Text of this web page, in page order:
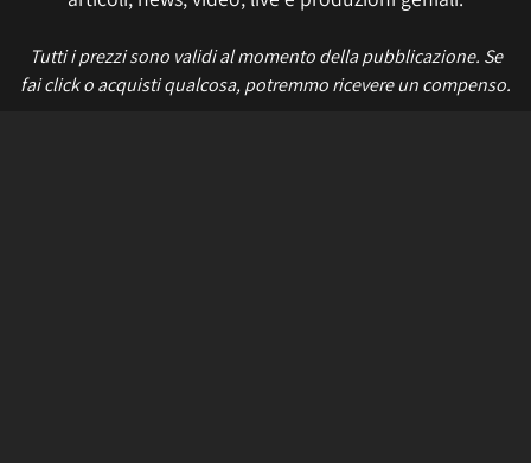
Tutti i prezzi sono validi al momento della pubblicazione. Se
fai click o acquisti qualcosa, potremmo ricevere un compenso.